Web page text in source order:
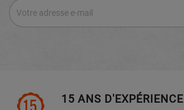
15 ANS D'EXPÉRIENCE